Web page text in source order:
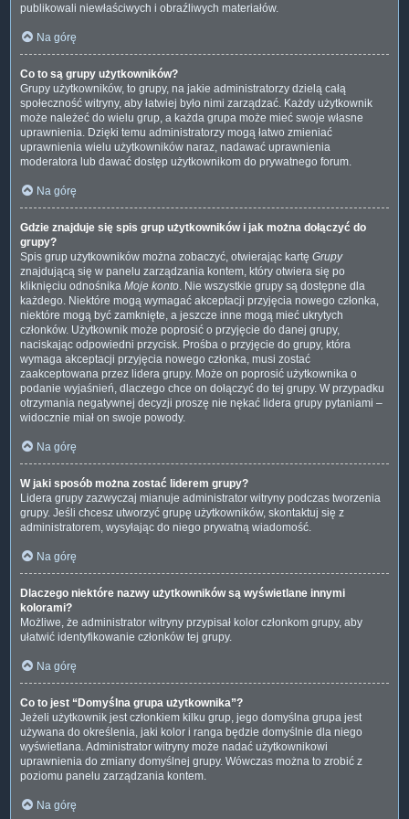
publikowali niewłaściwych i obraźliwych materiałów.
Na górę
Co to są grupy użytkowników?
Grupy użytkowników, to grupy, na jakie administratorzy dzielą całą
społeczność witryny, aby łatwiej było nimi zarządzać. Każdy użytkownik
może należeć do wielu grup, a każda grupa może mieć swoje własne
uprawnienia. Dzięki temu administratorzy mogą łatwo zmieniać
uprawnienia wielu użytkowników naraz, nadawać uprawnienia
moderatora lub dawać dostęp użytkownikom do prywatnego forum.
Na górę
Gdzie znajduje się spis grup użytkowników i jak można dołączyć do
grupy?
Spis grup użytkowników można zobaczyć, otwierając kartę Grupy
znajdującą się w panelu zarządzania kontem, który otwiera się po
kliknięciu odnośnika Moje konto. Nie wszystkie grupy są dostępne dla
każdego. Niektóre mogą wymagać akceptacji przyjęcia nowego członka,
niektóre mogą być zamknięte, a jeszcze inne mogą mieć ukrytych
członków. Użytkownik może poprosić o przyjęcie do danej grupy,
naciskając odpowiedni przycisk. Prośba o przyjęcie do grupy, która
wymaga akceptacji przyjęcia nowego członka, musi zostać
zaakceptowana przez lidera grupy. Może on poprosić użytkownika o
podanie wyjaśnień, dlaczego chce on dołączyć do tej grupy. W przypadku
otrzymania negatywnej decyzji proszę nie nękać lidera grupy pytaniami –
widocznie miał on swoje powody.
Na górę
W jaki sposób można zostać liderem grupy?
Lidera grupy zazwyczaj mianuje administrator witryny podczas tworzenia
grupy. Jeśli chcesz utworzyć grupę użytkowników, skontaktuj się z
administratorem, wysyłając do niego prywatną wiadomość.
Na górę
Dlaczego niektóre nazwy użytkowników są wyświetlane innymi
kolorami?
Możliwe, że administrator witryny przypisał kolor członkom grupy, aby
ułatwić identyfikowanie członków tej grupy.
Na górę
Co to jest “Domyślna grupa użytkownika”?
Jeżeli użytkownik jest członkiem kilku grup, jego domyślna grupa jest
używana do określenia, jaki kolor i ranga będzie domyślnie dla niego
wyświetlana. Administrator witryny może nadać użytkownikowi
uprawnienia do zmiany domyślnej grupy. Wówczas można to zrobić z
poziomu panelu zarządzania kontem.
Na górę